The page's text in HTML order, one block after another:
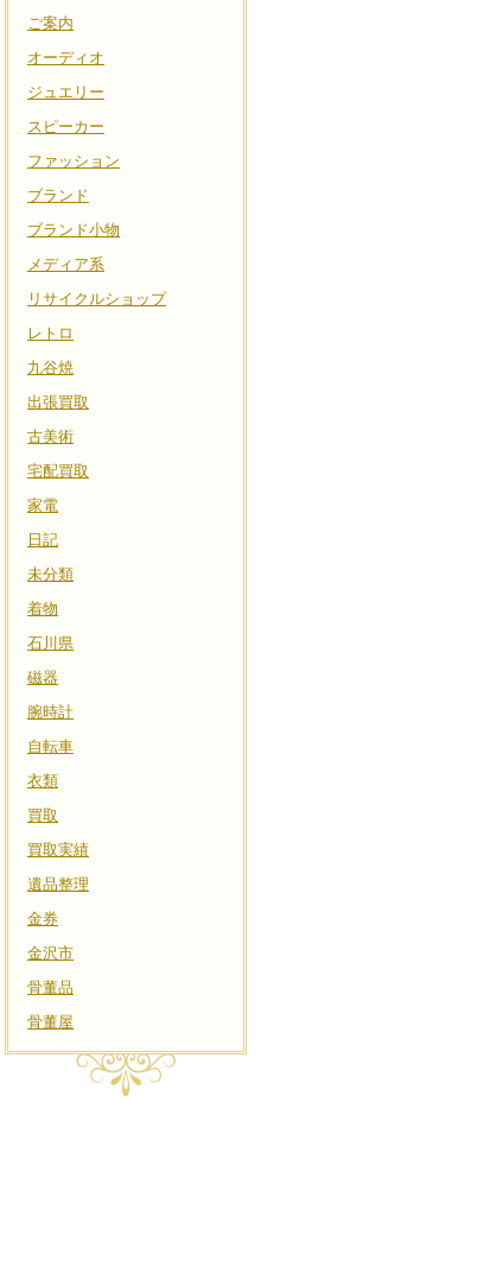
ご案内
オーディオ
ジュエリー
スピーカー
ファッション
ブランド
ブランド小物
メディア系
リサイクルショップ
レトロ
九谷焼
出張買取
古美術
宅配買取
家電
日記
未分類
着物
石川県
磁器
腕時計
自転車
衣類
買取
買取実績
遺品整理
金券
金沢市
骨董品
骨董屋